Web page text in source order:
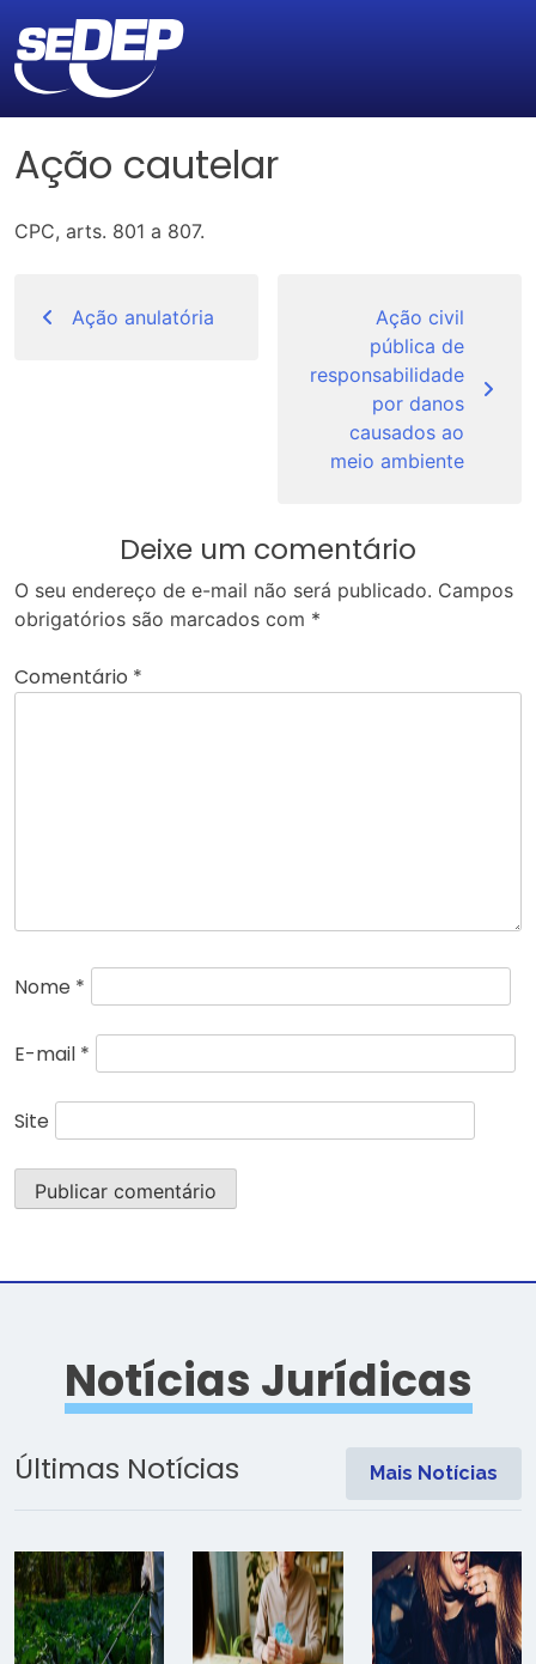
Ação cautelar
CPC, arts. 801 a 807.
de
Ação anulatória
Ação civil
pública de
responsabilidade
por danos
causados ao
meio ambiente
Deixe um comentário
O seu endereço de e-mail não será publicado. Campos
obrigatórios são marcados com *
Comentário *
Nome *
E-mail *
Site
Notícias Jurídicas
Últimas Notícias Mais Notícias